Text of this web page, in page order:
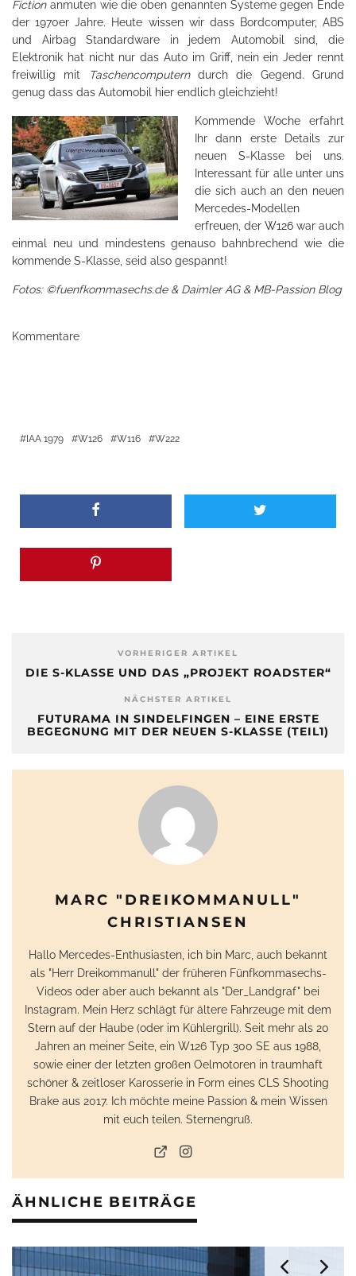
Fictionanmuten wie die oben genannten Systeme gegen Ende
der 1970er Jahre. Heute wissen wir dass Bordcomputer, ABS
und Airbag Standardware in jedem Automobil sind, die
Elektronik hat nicht nur das Auto im Griff, nein ein Jeder rennt
freiwillig mit
Taschencomputerndurch die Gegend. Grund
genug dass das Automobil hier endlich gleichzieht!
Kommende Woche erfahrt
Ihr dann erste Details zur
neuen S-Klasse bei uns.
Interessant für alle unter uns
die sich auch an den neuen
Mercedes-Modellen
erfreuen, der W126 war auch
einmal neu und mindestens genauso bahnbrechend wie die
kommende S-Klasse, seid also gespannt!
Fotos: ©fuenfkommasechs.de & Daimler AG & MB-Passion Blog
Kommentare
IAA 1979 W126 W116 W222
VORHERIGER ARTIKEL
DIE S-KLASSE UND DAS „PROJEKT ROADSTER“
NÄCHSTER ARTIKEL
FUTURAMA IN SINDELFINGEN – EINE ERSTE
BEGEGNUNG MIT DER NEUEN S-KLASSE (TEIL1)
MARC "DREIKOMMANULL"
CHRISTIANSEN
Hallo Mercedes-Enthusiasten, ich bin Marc, auch bekannt
als "Herr Dreikommanull" der früheren Fünfkommasechs-
Videos oder aber auch bekannt als "Der_Landgraf" bei
Instagram. Mein Herz schlägt für ältere Fahrzeuge mit dem
Stern auf der Haube (oder im Kühlergrill). Seit mehr als 20
Jahren an meiner Seite, ein W126 Typ 300 SE aus 1988,
sowie einer der letzten großen Oelmotoren in traumhaft
schöner & zeitloser Karosserie in Form eines CLS Shooting
Brake aus 2017. Ich möchte meine Passion & mein Wissen
mit euch teilen. Sternengruß.
ÄHNLICHE BEITRÄGE